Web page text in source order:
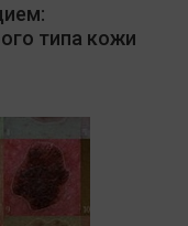
типа кожи